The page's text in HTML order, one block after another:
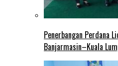
Penerbangan Perdana
Banjarmasin–Kuala